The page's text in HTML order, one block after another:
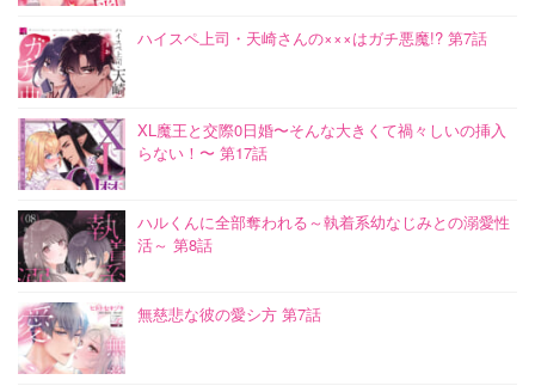
ハイスペ上司・天崎さんの×××はガチ悪魔!? 第7話
XL魔王と交際0日婚〜そんな大きくて禍々しいの挿入
らない！〜 第17話
ハルくんに全部奪われる～執着系幼なじみとの溺愛性
活～ 第8話
無慈悲な彼の愛シ方 第7話